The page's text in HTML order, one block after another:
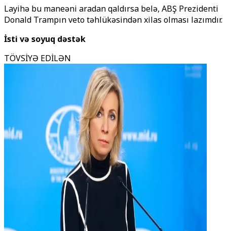
Layihə bu maneəni aradan qaldırsa belə, ABŞ Prezidenti
Donald Trampın veto təhlükəsindən xilas olması lazımdır.
İsti və soyuq dəstək
TÖVSİYƏ EDİLƏN